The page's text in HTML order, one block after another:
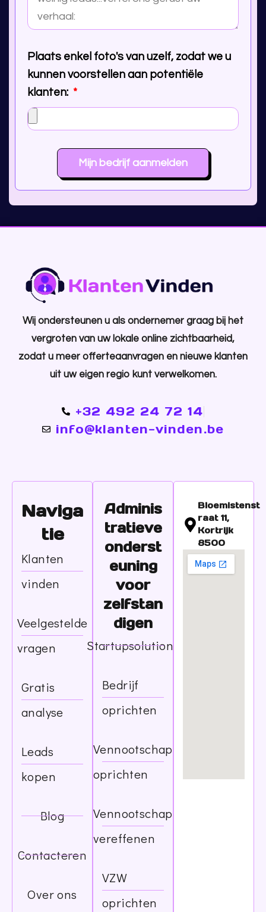
Plaats enkel foto's van uzelf, zodat we u
kunnen voorstellen aan potentiële
klanten:
Mijn bedrijf aanmelden
Wij ondersteunen u als ondernemer graag bij het
vergroten van uw lokale online zichtbaarheid,
zodat u meer offerteaanvragen en nieuwe klanten
uit uw eigen regio kunt verwelkomen.
+32 492 24 72 14
info@klanten-vinden.be
Naviga
tie
Klanten
vinden
Veelgestelde
vragen
Gratis
analyse
Leads
kopen
Blog
Contacteren
Over ons
Adminis
tratieve
onderst
euning
voor
zelfstan
digen
Startupsolutions
Bedrijf
oprichten
Vennootschap
oprichten
Vennootschap
vereffenen
VZW
oprichten
Bloemistenst
Raat 11,
Kortrijk
8500